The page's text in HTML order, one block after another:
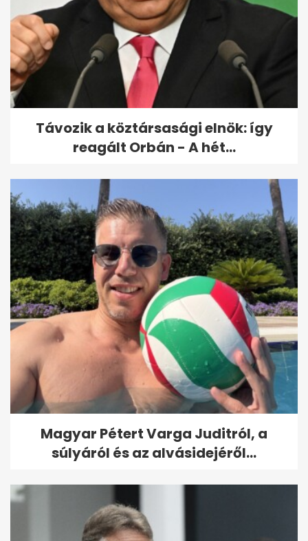
Gulyás Gergelyt megműtötték
Távozik a köztársasági elnök: így
reagált Orbán - A hét...
Magyar Pétert Varga Juditról, a
súlyáról és az alvásidejéről...